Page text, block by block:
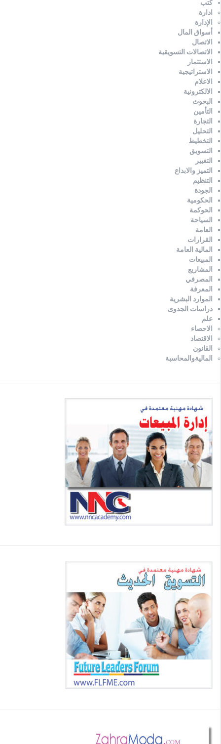
كتب
ادارة
الإدارة
أسواق المال
الاتصال
الاتصالات التسويقية
الاستثمار
الاستراتيجية
الاعلام
الالكترونية
البحوث
التأمين
التجارة
التحليل
التخطيط
التسويق
التغيير
التميز والابداع
التنظيم
الجودة
الحكومية
الحوكمة
السياحة
العامة
القرارات
المالية العامة
المبيعات
المشاريع
المصرفي
المعرفة
الموارد البشرية
دراسات الجدوى
علم
الاحصاء
الاقتصاد
القانون
الماليةوالمحاسبة